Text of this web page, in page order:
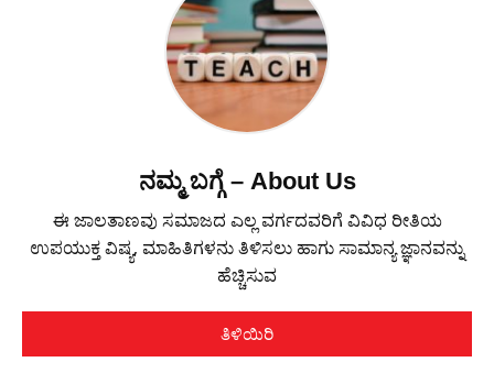
ನಮ್ಮ ಬಗ್ಗೆ – About Us
ಈ ಜಾಲತಾಣವು ಸಮಾಜದ ಎಲ್ಲ ವರ್ಗದವರಿಗೆ ವಿವಿಧ ರೀತಿಯ
ಉಪಯುಕ್ತ ವಿಷ್ಯ, ಮಾಹಿತಿಗಳನು ತಿಳಿಸಲು ಹಾಗು ಸಾಮಾನ್ಯ ಜ್ಞಾನವನ್ನು
ಹೆಚ್ಚಿಸುವ
ತಿಳಿಯಿರಿ